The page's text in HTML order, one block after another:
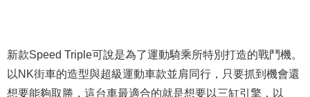
新款Speed Triple可說是為了運動騎乘所特別打造的戰鬥機。
以NK街車的造型與超級運動車款並肩同行，只要抓到機會還
想要能夠取勝，這台車最適合的就是想要以三缸引擎，以